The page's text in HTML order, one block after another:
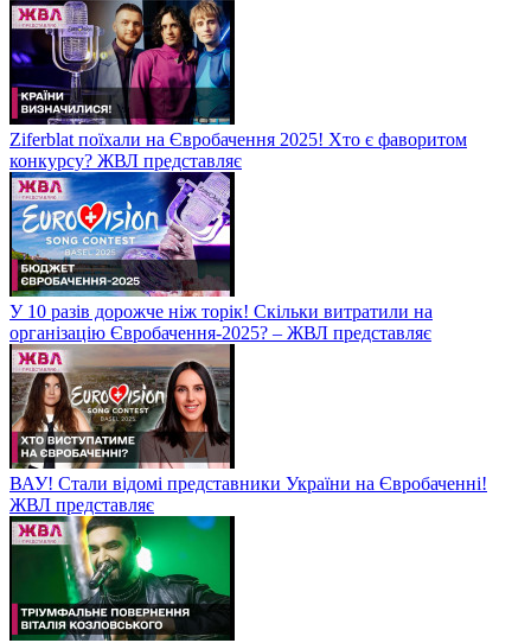
Ziferblat поїхали на Євробачення 2025! Хто є фаворитом
конкурсу? ЖВЛ представляє
У 10 разів дорожче ніж торік! Скільки витратили на
організацію Євробачення-2025? – ЖВЛ представляє
ВАУ! Стали відомі представники України на Євробаченні!
ЖВЛ представляє